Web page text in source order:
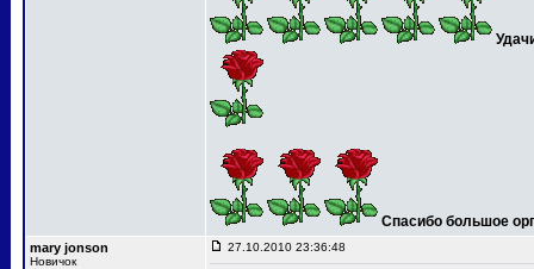
Спасибо большое
mary jonson
Новичок
27.10.2010 23:36:48